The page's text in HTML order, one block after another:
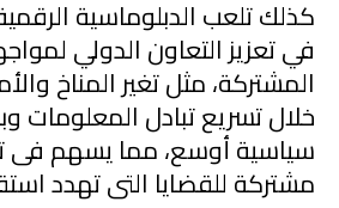
كذلك تلعب الدبلوماسية
فيتعزيز التعاون الدول
المشتركة، مثل تغير المناخ
خلال تسريع تبادل المعلومات
سياسية أوسع، مما يسهم فى
مشتركة للقضايا التى تهدد